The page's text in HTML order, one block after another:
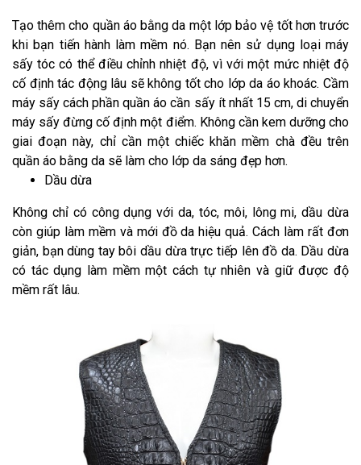
Tạo thêm cho quần áo bằng da một lớp bảo vệ tốt hơn trước
khi bạn tiến hành làm mềm nó. Bạn nên sử dụng loại máy
sấy tóc có thể điều chỉnh nhiệt độ, vì với một mức nhiệt độ
cố định tác động lâu sẽ không tốt cho lớp da áo khoác. Cầm
máy sấy cách phần quần áo cần sấy ít nhất 15 cm, di chuyển
máy sấy đừng cố định một điểm. Không cần kem dưỡng cho
giai đoạn này, chỉ cần một chiếc khăn mềm chà đều trên
quần áo bằng da sẽ làm cho lớp da sáng đẹp hơn.
Dầu dừa
Không chỉ có công dụng với da, tóc, môi, lông mi, dầu dừa
còn giúp làm mềm và mới đồ da hiệu quả. Cách làm rất đơn
giản, bạn dùng tay bôi dầu dừa trực tiếp lên đồ da. Dầu dừa
có tác dụng làm mềm một cách tự nhiên và giữ được độ
mềm rất lâu.